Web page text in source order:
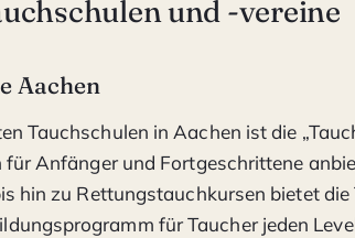
und -vereine
Aachen
Tauchschulen in Aachen ist die
für Anfänger und Fortgeschrittene
hin zu Rettungstauchkursen bietet
für Taucher jeden